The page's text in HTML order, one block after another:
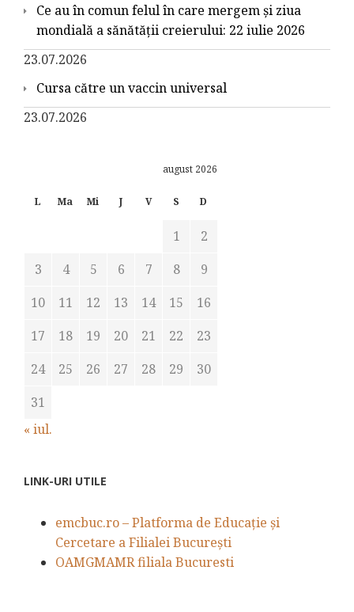
Ce au în comun felul în care mergem și ziua
mondială a sănătății creierului: 22 iulie 2026
23.07.2026
Cursa către un vaccin universal
23.07.2026
august 2026
L Ma Mi J V S D
1
2
3
4 5 6 7 8
9
10
11 12 13 14 15
16
17
18 19 20 21 22
23
24
25 26 27 28 29
30
31
« iul.
LINK-URI UTILE
emcbuc.ro – Platforma de Educație și
Cercetare a Filialei București
OAMGMAMR filiala Bucuresti